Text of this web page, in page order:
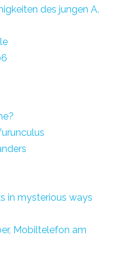
des jungen A.
in mysterious ways
Mobiltelefon am